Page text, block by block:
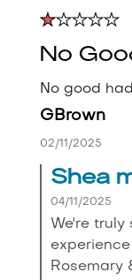
No
No good
GBrown
02/11/2025
Shea
04/11/2025
We're truly
Rosemary